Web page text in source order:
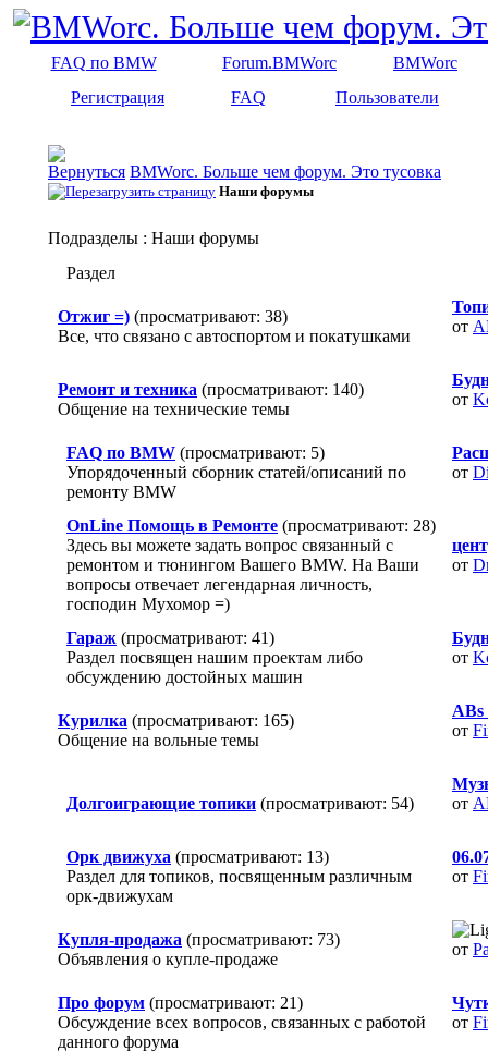
FAQ по BMW Forum.BMWorc
BMWorc
Регистрация
FAQ Пользователи
BMWorc. Больше чем форум. Это тусовка
Наши форумы
Подразделы : Наши форумы
Раздел
Отжиг =) (просматривают: 38)
Все, что связано с автоспортом и покатушками
от
Ремонт и техника (просматривают: 140)
Общение на технические темы
от
FAQ по BMW (просматривают: 5)
Упорядоченный сборник статей/описаний по
ремонту BMW
от
OnLine Помощь в Ремонте (просматривают: 28)
Здесь вы можете задать вопрос связанный с
ремонтом и тюнингом Вашего BMW. На Ваши
вопросы отвечает легендарная личность,
господин Мухомор =)
от
Гараж (просматривают: 41)
Раздел посвящен нашим проектам либо
обсуждению достойных машин
от
Курилка (просматривают: 165)
Общение на вольные темы
ABs
от
Долгоиграющие топики (просматривают: 54)
от
Орк движуха (просматривают: 13)
Раздел для топиков, посвященным различным
орк-движухам
от
Купля-продажа (просматривают: 73)
Объявления о купле-продаже
от
Про форум (просматривают: 21)
Обсуждение всех вопросов, связанных с работой
данного форума
от